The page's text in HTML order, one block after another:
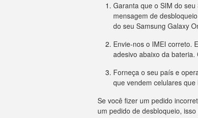
Garanta que o SIM do
mensagem de
do seu Samsung Galaxy
Envie-nos o IMEI correto.
adesivo abaixo da
Forneça o seu país e
que vendem celulares
Se você fizer um pedido
um pedido de desbloqueio,